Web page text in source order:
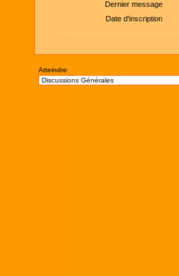
Dernier message
Date d'inscription
Atteindre